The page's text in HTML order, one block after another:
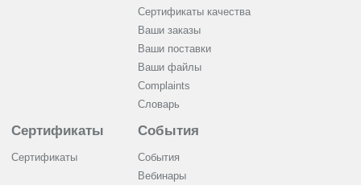
Сертификаты качества
Ваши заказы
Ваши поставки
Ваши файлы
Complaints
Словарь
Сертификаты
Сертификаты
События
События
Вебинары